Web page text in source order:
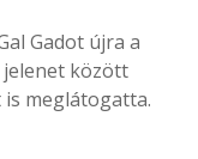
Gadot újra a
jelenet között
meglátogatta.